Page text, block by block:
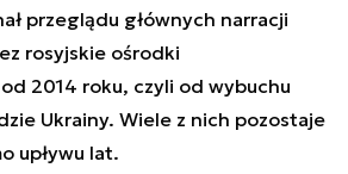
przeglądu głównych narracji
rosyjskie ośrodki
2014 roku, czyli od wybuchu
Ukrainy. Wiele z nich pozostaje
upływu lat.